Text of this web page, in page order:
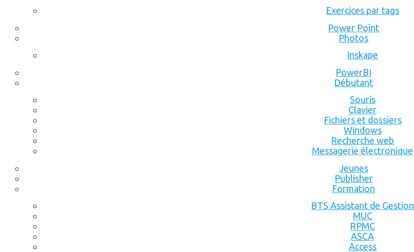
Exercices par tags
Power Point
Photos
Inskape
PowerBI
Débutant
Souris
Clavier
Fichiers et dossiers
Windows
Recherche web
Messagerie électronique
Jeunes
Publisher
Formation
BTS Assistant de Gestion
MUC
RPMC
ASCA
Access